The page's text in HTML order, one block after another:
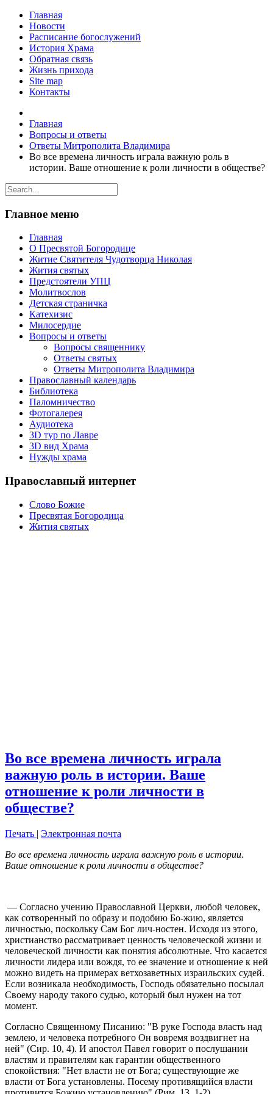
Главная
Новости
Расписание богослужений
История Храма
Обратная связь
Жизнь прихода
Site map
Контакты
Главная
Вопросы и ответы
Ответы Митрополита Владимира
Во все времена личность играла важную роль в
истории. Ваше отношение к роли личности в обществе?
Главное меню
Главная
О Пресвятой Богородице
Житие Святителя Чудотворца Николая
Жития святых
Предстоятели УПЦ
Молитвослов
Детская страничка
Катехизис
Милосердие
Вопросы и ответы
Вопросы священнику
Ответы святых
Ответы Митрополита Владимира
Православный календарь
Библиотека
Паломничество
Фотогалерея
Аудиотека
3D тур по Лавре
3D вид Храма
Нужды храма
Православный интернет
Слово Божие
Пресвятая Богородица
Жития святых
Во все времена личность играла
важную роль в истории. Ваше
отношение к роли личности в
обществе?
Печать | Электронная почта
Во все времена личность играла важную роль в истории.
Ваше отношение к роли личности в обществе?
— Согласно учению Православной Церкви, любой человек,
как сотворенный по образу и подобию Бо-жию, является
личностью, поскольку Сам Бог лич-ностен. Исходя из этого,
христианство рассматривает ценность человеческой жизни и
человеческой личности как понятия абсолютные. Что касается
личности лидера или вождя, то ее значение и отношение к ней
можно видеть на примерах ветхозаветных израильских судей.
Если возникала необходимость, Господь обязательно посылал
Своему народу такого судью, который был нужен на тот
момент.
Согласно Священному Писанию: "В руке Господа власть над
землею, и человека потребного Он вовремя воздвигнет на
ней" (Сир. 10, 4). И апостол Павел говорит о послушании
властям и правителям как гарантии общественного
спокойствия: "Нет власти не от Бога; существующие же
власти от Бога установлены. Посему противящийся власти